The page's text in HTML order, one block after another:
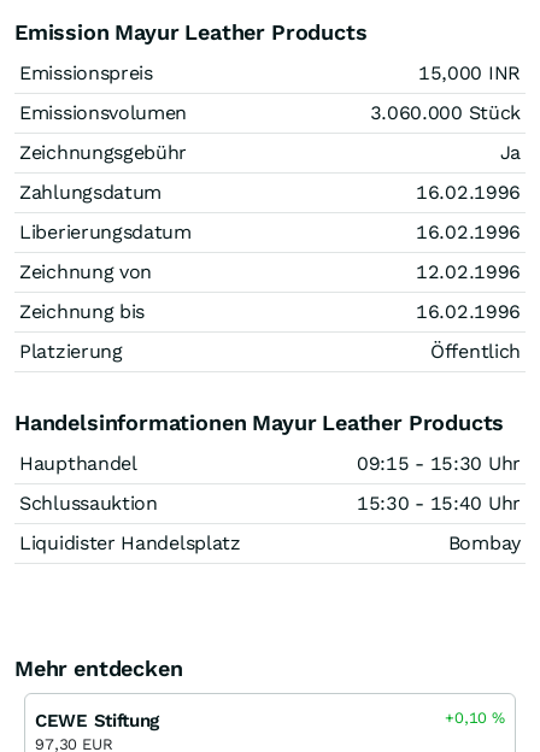
Emission Mayur Leather Products
Emissionspreis 15,000 INR
Emissionsvolumen
3.060.000 Stück
Zeichnungsgebühr
Ja
Zahlungsdatum
16.02.1996
Liberierungsdatum
16.02.1996
Zeichnung von
12.02.1996
Zeichnung bis
16.02.1996
Platzierung
Öffentlich
Handelsinformationen Mayur Leather Products
Haupthandel
09:15 - 15:30 Uhr
Schlussauktion
15:30 - 15:40 Uhr
Liquidister Handelsplatz
Bombay
Mehr entdecken
CEWE Stiftung
97,30 EUR
+0,10%